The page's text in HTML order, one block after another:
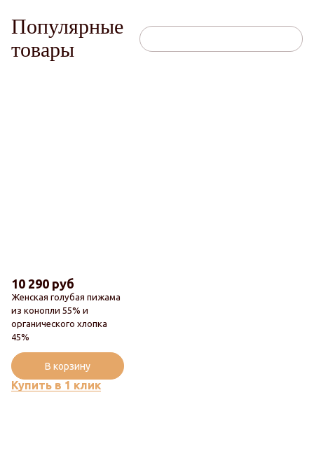
Популярные
товары
Популярный
Женская голубая пижама
из конопли 55% и
органического хлопка
45%
10 290 руб
Купить в 1 клик
В корзину